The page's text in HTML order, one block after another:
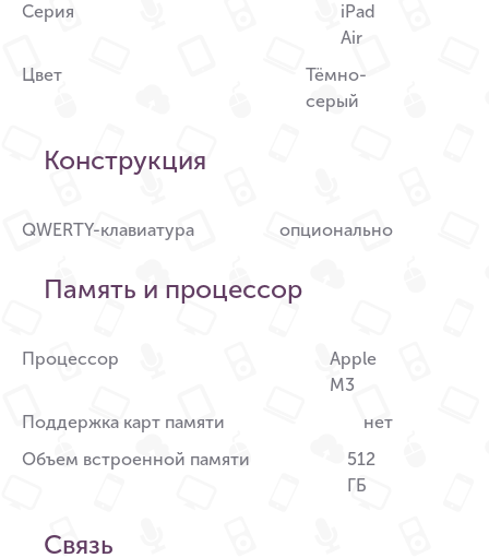
Серия
iPad
Air
Цвет
Тёмно-
серый
Конструкция
QWERTY-клавиатура опционально
Память и процессор
Процессор
Apple
M3
Поддержка карт памяти
нет
Объем встроенной памяти
512
ГБ
Связь